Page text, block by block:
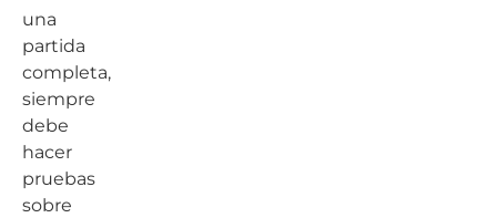
una
partida
completa,
siempre
debe
hacer
pruebas
sobre